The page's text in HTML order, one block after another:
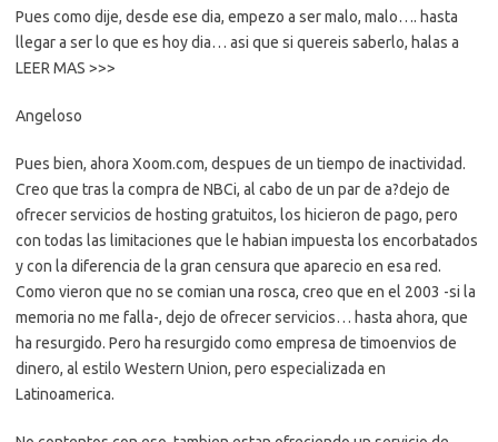
Pues como dije, desde ese dia, empezo a ser malo, malo…. hasta
llegar a ser lo que es hoy dia… asi que si quereis saberlo, halas a
LEER MAS >>>
Angeloso
Pues bien, ahora Xoom.com, despues de un tiempo de inactividad.
Creo que tras la compra de NBCi, al cabo de un par de a?dejo de
ofrecer servicios de hosting gratuitos, los hicieron de pago, pero
con todas las limitaciones que le habian impuesta los encorbatados
y con la diferencia de la gran censura que aparecio en esa red.
Como vieron que no se comian una rosca, creo que en el 2003 -si la
memoria no me falla-, dejo de ofrecer servicios… hasta ahora, que
ha resurgido. Pero ha resurgido como empresa de timoenvios de
dinero, al estilo Western Union, pero especializada en
Latinoamerica.